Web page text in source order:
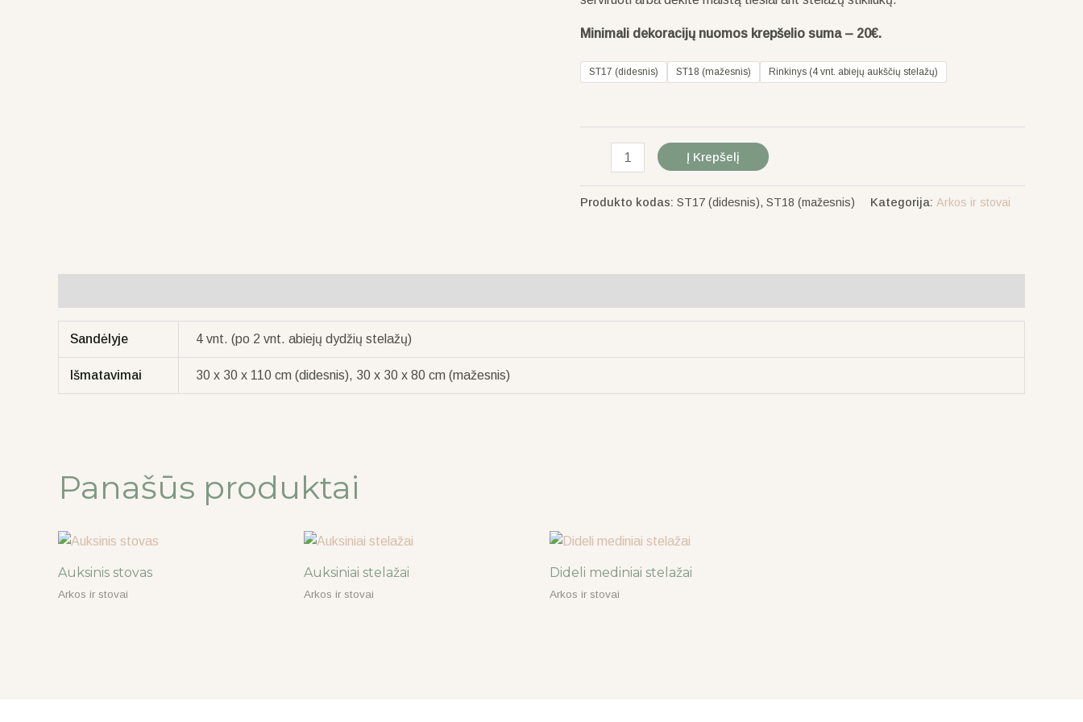
Minimali dekoracijų nuomos krepšelio suma – 20€.
ST17 (didesnis) ST18 (mažesnis) Rinkinys (4 vnt. abiejų aukščių stelažų)
Į Krepšelį
Produkto kodas: ST17 (didesnis), ST18 (mažesnis) Kategorija: Arkos ir stovai
Sandėlyje 4 vnt. (po 2 vnt. abiejų dydžių stelažų)
Išmatavimai 30 x 30 x 110 cm (didesnis), 30 x 30 x 80 cm (mažesnis)
Panašūs produktai
Auksinis stovas
Arkos ir stovai
Auksiniai stelažai
Arkos ir stovai
Dideli mediniai stelažai
Arkos ir stovai